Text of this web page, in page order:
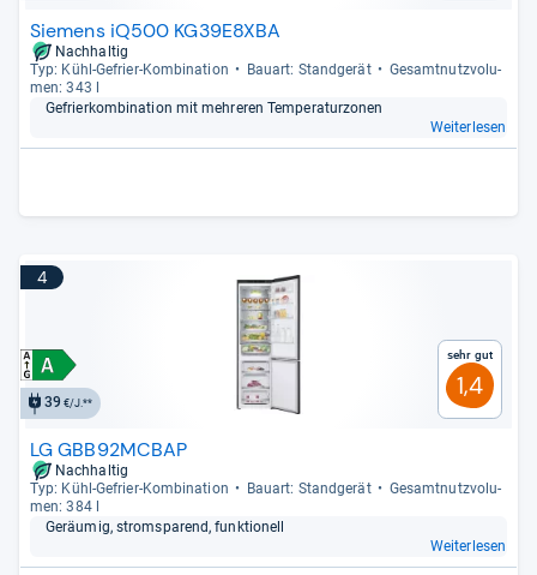
Siemens iQ500 KG39E8XBA
Nachhaltig
Typ: Kühl-​Gefrier-​Kom­bi­na­tion
Bau­art: Stand­ge­rät
Gesamt­nutz­vo­lu­
men: 343 l
Gefrier­kom­bi­na­tion mit meh­re­ren Tem­pe­ra­tur­zo­nen
Weiterlesen
4
39 €/J.**
Sehr gut
1,4
LG GBB92MCBAP
Nachhaltig
Typ: Kühl-​Gefrier-​Kom­bi­na­tion
Bau­art: Stand­ge­rät
Gesamt­nutz­vo­lu­
men: 384 l
Geräu­mig, strom­spa­rend, funk­tio­nell
Weiterlesen